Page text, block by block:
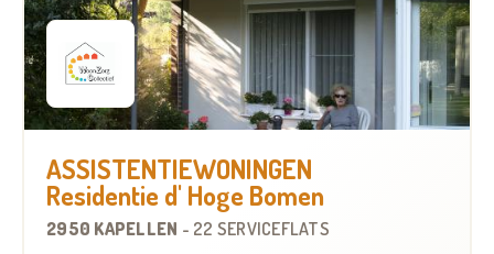
ASSISTENTIEWONINGEN
Residentie d' Hoge Bomen
2950 KAPELLEN - 22 SERVICEFLATS